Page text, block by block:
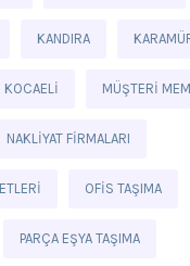
KANDIRA
KOCAELI MÜŞTERI
NAKLIYAT FIRMALARI
OFIS TAŞIMA
PARÇA EŞYA TAŞIMA